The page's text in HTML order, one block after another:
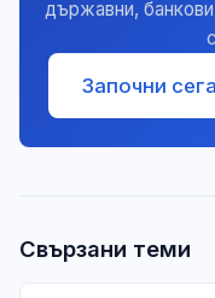
държавни,
Започни сега
Свързани теми